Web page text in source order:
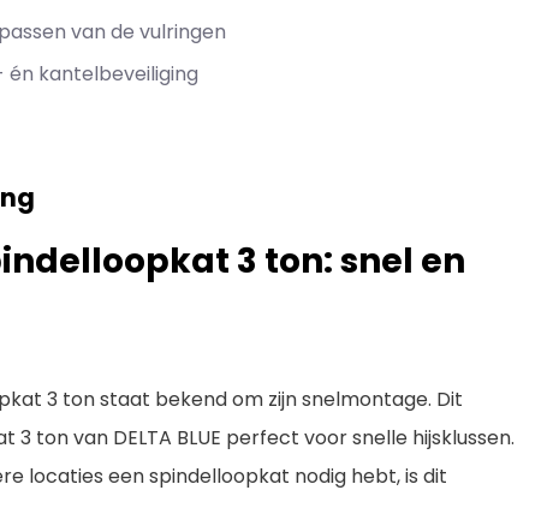
van de vulringen
kantelbeveiliging
3 ton: snel en
3 ton staat bekend om zijn snelmontage. Dit
ton van DELTA BLUE perfect voor snelle hijsklussen.
locaties een spindelloopkat nodig hebt, is dit